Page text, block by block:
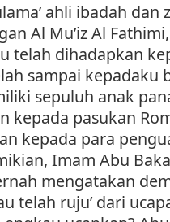
ahli ibadah dan
Al Mu’iz Al
telah dihadapkan
sampai kepadaku
sepuluh anak
kepada pasukan
kepada para
Imam Abu
mengatakan
telah ruju’ dari